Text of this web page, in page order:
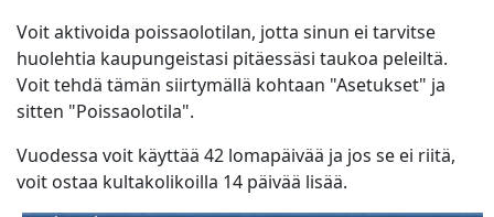
Voit aktivoida poissaolotilan, jotta sinun ei tarvitse
huolehtia kaupungeistasi pitäessäsi taukoa peleiltä.
Voit tehdä tämän siirtymällä kohtaan "Asetukset" ja
sitten "Poissaolotila".
Vuodessa voit käyttää 42 lomapäivää ja jos se ei riitä,
voit ostaa kultakolikoilla 14 päivää lisää.